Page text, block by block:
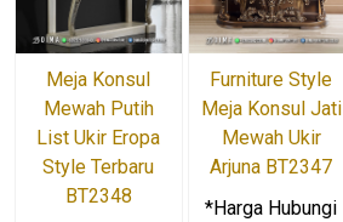
Meja Konsul
Mewah Putih
List Ukir Eropa
Style Terbaru
BT2348
Furniture Style
Meja Konsul Jati
Mewah Ukir
Arjuna BT2347
*Harga Hubungi